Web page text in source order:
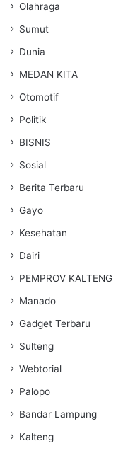
Olahraga
Sumut
Dunia
MEDAN KITA
Otomotif
Politik
BISNIS
Sosial
Berita Terbaru
Gayo
Kesehatan
Dairi
PEMPROV KALTENG
Manado
Gadget Terbaru
Sulteng
Webtorial
Palopo
Bandar Lampung
Kalteng